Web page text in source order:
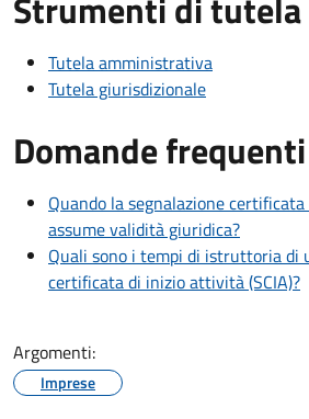
Tutela amministrativa
Tutela giurisdizionale
Domande frequenti
Quando la segnalazione
assume validità giuridica?
Quali sono i tempi di istruttoria di
certificata di inizio attività (SCIA)?
Argomenti:
Imprese